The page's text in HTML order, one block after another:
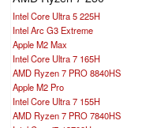
Intel Core Ultra 5 225H
Intel Arc G3 Extreme
Apple M2 Max
Intel Core Ultra 7 165H
AMD Ryzen 7 PRO 8840HS
Apple M2 Pro
Intel Core Ultra 7 155H
AMD Ryzen 7 PRO 7840HS